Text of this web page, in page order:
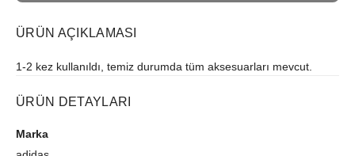
ÜRÜN AÇIKLAMASI
1-2 kez kullanıldı, temiz durumda tüm aksesuarları mevcut.
ÜRÜN DETAYLARI
Marka